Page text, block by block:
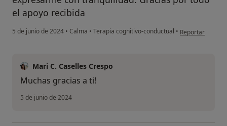
el apoyo recibida
5 de junio de 2024 • Calma • Terapia cognitivo-conductual • en opinión del
Reportar
Mari C. Caselles Crespo
Muchas gracias a ti!
5 de junio de 2024